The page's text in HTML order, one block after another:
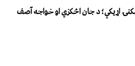
اړيکې؛ د جان اڅکزي او خواجه آصف